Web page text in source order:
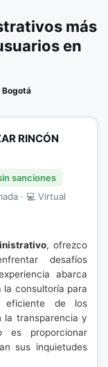
más
en
Bogotá
RINCÓN
sanciones
· 💻 Virtual
, ofrezco
desafíos
abarca
la consultoría para
eficiente de los
la transparencia y
es proporcionar
sus inquietudes